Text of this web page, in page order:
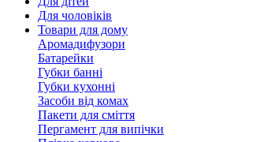
Для чоловіків
Товари для дому
Аромадифузори
Батарейки
Губки банні
Губки кухонні
Засоби від комах
Пакети для сміття
Пергамент для випічки